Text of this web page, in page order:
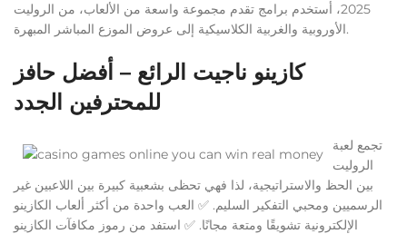
2025، أستخدم برامج تقدم مجموعة واسعة من الألعاب، من الروليت
الأوروبية والغربية الكلاسيكية إلى عروض الموزع المباشر المبهرة.
كازينو ناجيت الرائع – أفضل حافز
للمحترفين الجدد
تجمع لعبة
الروليت
بين الحظ والاستراتيجية، لذا فهي تحظى بشعبية كبيرة بين اللاعبين غير
الرسميين ومحبي التفكير السليم. ✅ العب واحدة من أكثر ألعاب الكازينو
الإلكترونية تشويقًا ومتعة مجانًا. ✅ استفد من رموز مكافآت الكازينو